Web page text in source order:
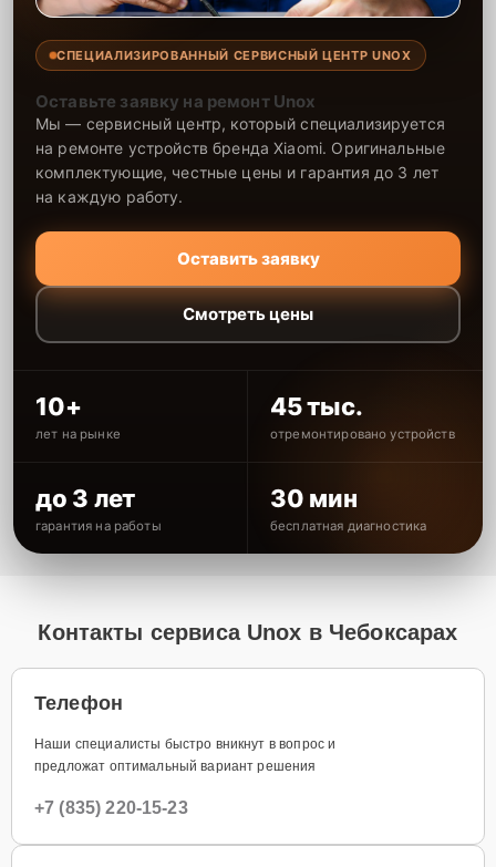
СПЕЦИАЛИЗИРОВАННЫЙ СЕРВИСНЫЙ ЦЕНТР UNOX
Оставьте заявку на ремонт Unox
Мы — сервисный центр, который специализируется
на ремонте устройств бренда Xiaomi. Оригинальные
комплектующие, честные цены и гарантия до 3 лет
на каждую работу.
Оставить заявку
Смотреть цены
10+
лет на рынке
45 тыс.
отремонтировано устройств
до 3 лет
гарантия на работы
30 мин
бесплатная диагностика
Контакты сервиса Unox в Чебоксарах
Телефон
Наши специалисты быстро вникнут в вопрос и
предложат оптимальный вариант решения
+7 (835) 220-15-23